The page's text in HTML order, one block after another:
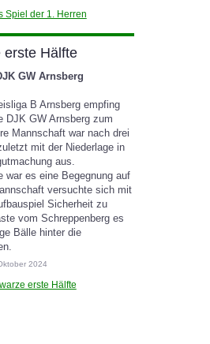
Spiel der 1. Herren
erste Hälfte
GW Arnsberg
B Arnsberg empfing
DJK GW Arnsberg zum
Mannschaft war nach drei
mit der Niederlage in
aus.
war es eine Begegnung auf
versuchte sich mit
Sicherheit zu
vom Schreppenberg es
Bälle hinter die
2024
erste Hälfte